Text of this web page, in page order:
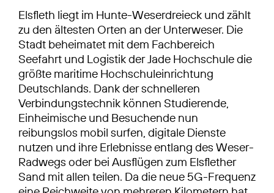
Elsfleth liegt im Hunte-Weserdreieck und zählt
zu den ältesten Orten an der Unterweser. Die
Stadt beheimatet mit dem Fachbereich
Seefahrt und Logistik der Jade Hochschule die
größte maritime Hochschuleinrichtung
Deutschlands. Dank der schnelleren
Verbindungstechnik können Studierende,
Einheimische und Besuchende nun
reibungslos mobil surfen, digitale Dienste
nutzen und ihre Erlebnisse entlang des Weser-
Radwegs oder bei Ausflügen zum Elsflether
Sand mit allen teilen. Da die neue 5G-Frequenz